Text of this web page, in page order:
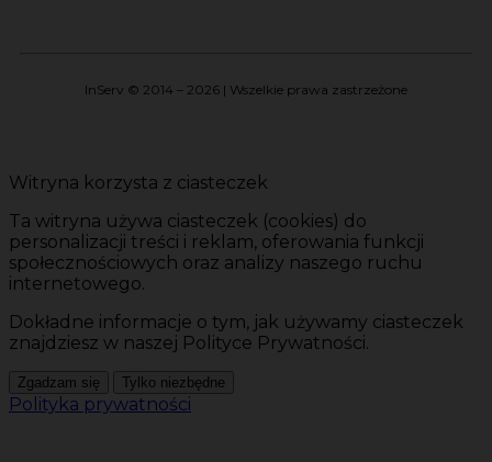
InServ © 2014 – 2026 | Wszelkie prawa zastrzeżone
Witryna korzysta z ciasteczek
Ta witryna używa ciasteczek (cookies) do
personalizacji treści i reklam, oferowania funkcji
społecznościowych oraz analizy naszego ruchu
internetowego.
Dokładne informacje o tym, jak używamy ciasteczek
znajdziesz w naszej Polityce Prywatności.
Zgadzam się Tylko niezbędne
Polityka prywatności